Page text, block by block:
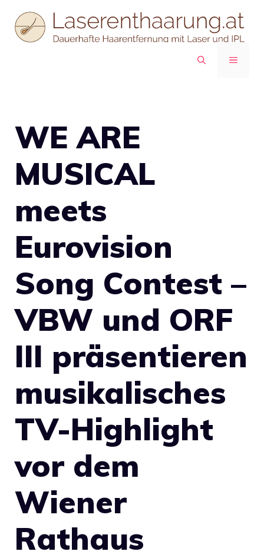
Inhalt
springen
MENÜ
WE ARE
MUSICAL
meets
Eurovision
Song Contest –
VBW und ORF
III präsentieren
musikalisches
TV-Highlight
vor dem
Wiener
Rathaus